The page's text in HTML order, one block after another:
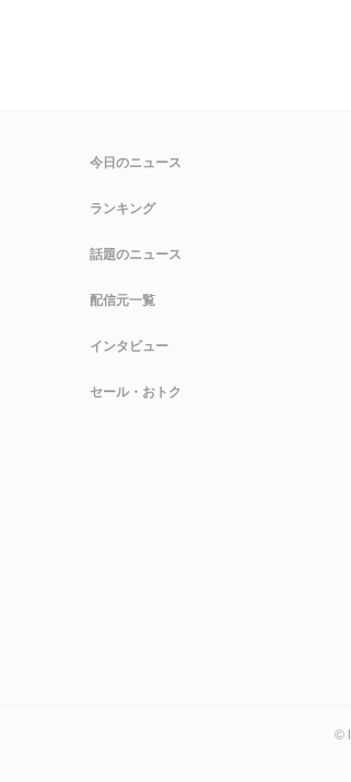
今日のニュース
ランキング
話題のニュース
配信元一覧
インタビュー
セール・おトク
©